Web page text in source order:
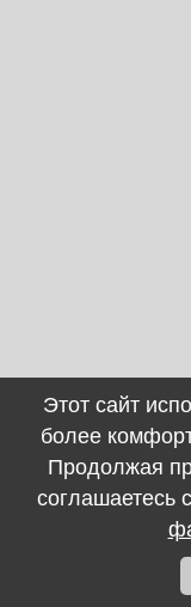
Этот сайт
более
Продолжая
соглашаетесь с